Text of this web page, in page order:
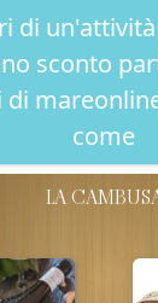
di
sconto
di
come
LA